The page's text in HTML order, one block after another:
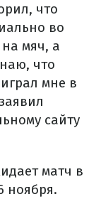
что
во
мяч, а
что
мне в
сайту
матч в
ноября.